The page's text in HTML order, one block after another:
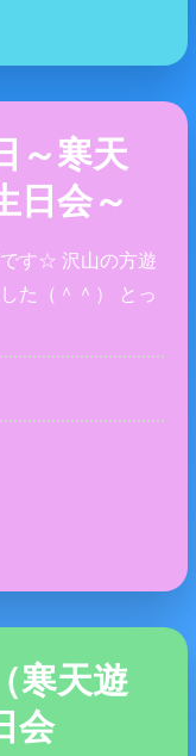
～寒天
日会～
す☆ 沢山の方遊
た（＾＾） とっ
寒天遊
会